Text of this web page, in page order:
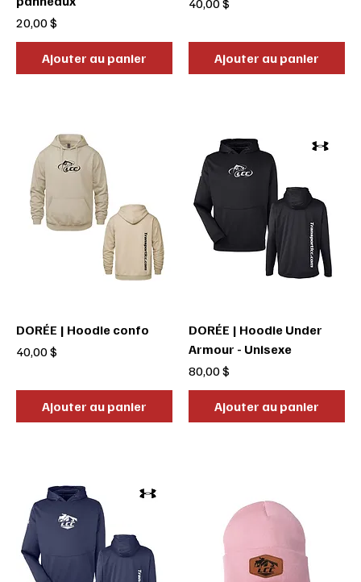
Prix
20,00 $
Ajouter au panier
40,00 $
Ajouter au panier
DORÉE | Hoodie confo
Prix
40,00 $
Ajouter au panier
DORÉE | Hoodie Under
Armour - Unisexe
Prix
80,00 $
Ajouter au panier